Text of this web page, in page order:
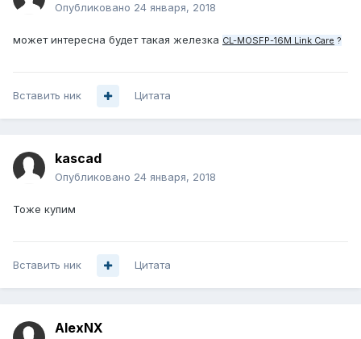
Опубликовано 24 января, 2018
может интересна будет такая железка CL-MOSFP-16M Link Care ?
Вставить ник Цитата
kascad
Опубликовано 24 января, 2018
Тоже купим
Вставить ник Цитата
AlexNX